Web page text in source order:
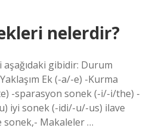
nelerdir?
gibidir: Durum
Ek (-a/-e) -Kurma
-sparasyon sonek (-i/-i/the) -
iyi sonek (-idi/-u/-us) ilave
sonek,- Makaleler …